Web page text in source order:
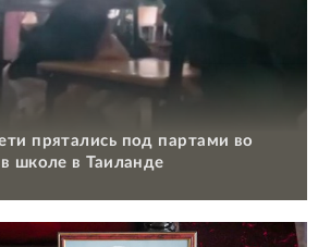
прятались под партами во
школе в Таиланде